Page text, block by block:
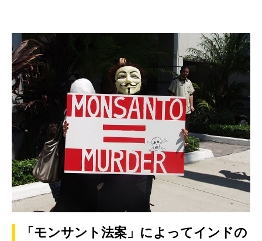
「モンサント法案」によってインドの